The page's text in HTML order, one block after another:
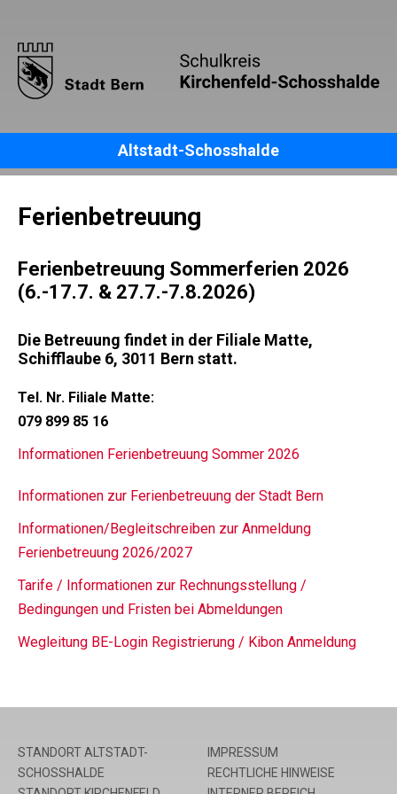
Altstadt-Schosshalde
Ferienbetreuung
Ferienbetreuung Sommerferien 2026
(6.-17.7. & 27.7.-7.8.2026)
Die Betreuung findet in der Filiale Matte,
Schifflaube 6, 3011 Bern statt.
Tel. Nr. Filiale Matte:
079 899 85 16
Informationen Ferienbetreuung Sommer 2026
Informationen zur Ferienbetreuung der Stadt Bern
Informationen/Begleitschreiben zur Anmeldung
Ferienbetreuung 2026/2027
Tarife / Informationen zur Rechnungsstellung /
Bedingungen und Fristen bei Abmeldungen
Wegleitung BE-Login Registrierung / Kibon Anmeldung
STANDORT ALTSTADT-
SCHOSSHALDE
IMPRESSUM
RECHTLICHE HINWEISE